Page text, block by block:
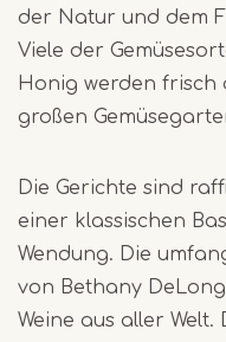
der Natur und dem
Viele der
Honig werden frisch
großen
Die Gerichte sind
einer klassischen
Wendung. Die
von Bethany
Weine aus aller